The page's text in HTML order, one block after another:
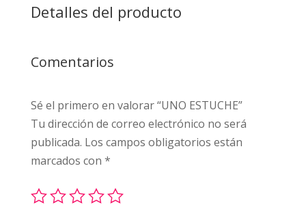
Detalles del producto
Comentarios
Sé el primero en valorar “UNO ESTUCHE”
Tu dirección de correo electrónico no será
publicada. Los campos obligatorios están
marcados con *